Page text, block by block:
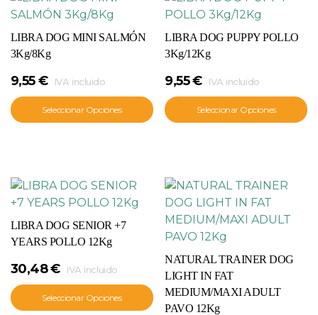
LIBRA DOG MINI SALMÓN
3Kg/8Kg
9,55€ IVA incluido
Seleccionar Opciones
LIBRA DOG PUPPY POLLO
3Kg/12Kg
9,55€ IVA incluido
Seleccionar Opciones
LIBRA DOG SENIOR +7
YEARS POLLO 12Kg
30,48€ IVA incluido
Seleccionar Opciones
NATURAL TRAINER DOG
LIGHT IN FAT
MEDIUM/MAXI ADULT
PAVO 12Kg